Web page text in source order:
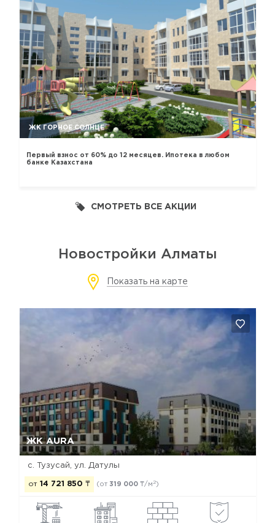
ЖК ГОРНОЕ СОЛНЦЕ
Первый взнос от 60% до 12 месяцев. Ипотека в любом
банке Казахстана
СМОТРЕТЬ ВСЕ АКЦИИ
Новостройки Алматы
Показать на карте
ЖК AURA
с. Тузусай, ул. Датулы
от 14 721 850 ₸ (от 319 000 ₸/м 2)
Да, удалить Отмена